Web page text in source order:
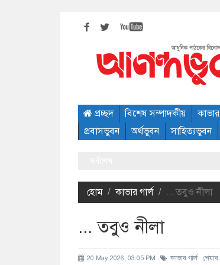
প্রচ্ছদ বিশেষ সম্পাদকীয় কাভার
প্রবাসভুবন
অর্থভুবন সাহিত্যভুবন
হোম কাভার গার্ল ... তবুও নীলা
... তবুও নীলা
20 May 2026, 03:05 PM কাভার গার্ল শেয়ার: